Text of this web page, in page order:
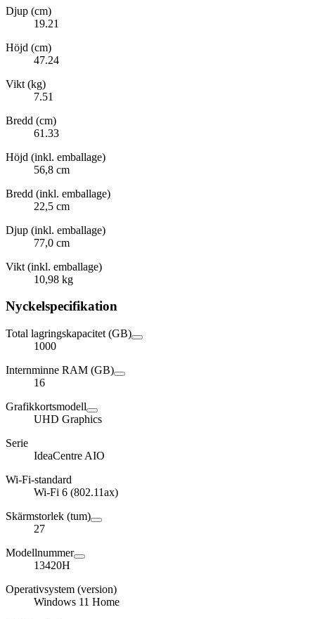
Djup (cm)
19.21
Höjd (cm)
47.24
Vikt (kg)
7.51
Bredd (cm)
61.33
Höjd (inkl. emballage)
56,8 cm
Bredd (inkl. emballage)
22,5 cm
Djup (inkl. emballage)
77,0 cm
Vikt (inkl. emballage)
10,98 kg
Nyckelspecifikation
Total lagringskapacitet (GB)
1000
Internminne RAM (GB)
16
Grafikkortsmodell
UHD Graphics
Serie
IdeaCentre AIO
Wi-Fi-standard
Wi-Fi 6 (802.11ax)
Skärmstorlek (tum)
27
Modellnummer
13420H
Operativsystem (version)
Windows 11 Home